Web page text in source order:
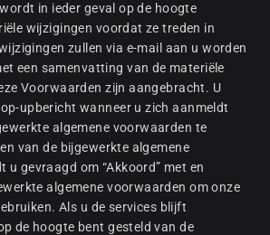
in ieder geval op de hoogte
wijzigingen voordat ze treden in
zullen via e-mail aan u worden
een samenvatting van de materiële
Voorwaarden zijn aangebracht. U
upbericht wanneer u zich aanmeldt
algemene voorwaarden te
van de bijgewerkte algemene
gevraagd om “Akkoord” met en
algemene voorwaarden om onze
Als u de services blijft
de hoogte bent gesteld van de